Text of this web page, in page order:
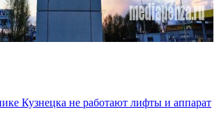
Кузнецка не работают лифты и аппарат